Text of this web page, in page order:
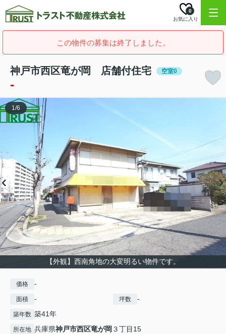
お気に入り
0
この物件の募集は終了しました。
神戸市西区竜が岡 店舗付住宅 空室0
-
【外観】西南角地の大変明るい物件です。
1/6
価格 -
面積 - 坪数 -
築年数 築41年
所在地 兵庫県神戸市西区竜が岡 ３丁目15